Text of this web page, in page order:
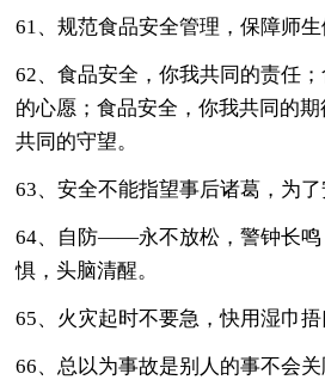
61、规范食品安全管理，保障师生
62、食品安全，你我共同的责任
的心愿；食品安全，你我共同的
共同的守望。
63、安全不能指望事后诸葛，为了
64、自防——永不放松，警钟长
惧，头脑清醒。
65、火灾起时不要急，快用湿巾捂
66、总以为事故是别人的事不会关